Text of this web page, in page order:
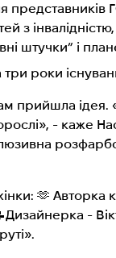
з
штучки” і
роки
прийшла
- каже
🫶 Авторка
-